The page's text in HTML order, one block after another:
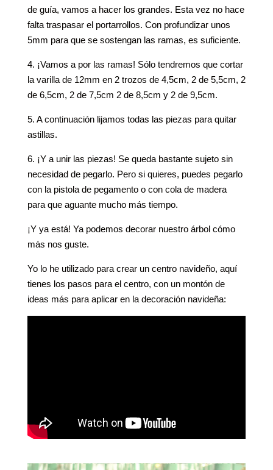
de guía, vamos a hacer los grandes. Esta vez no hace
falta traspasar el portarrollos. Con profundizar unos
5mm para que se sostengan las ramas, es suficiente.
4. ¡Vamos a por las ramas! Sólo tendremos que cortar
la varilla de 12mm en 2 trozos de 4,5cm, 2 de 5,5cm, 2
de 6,5cm, 2 de 7,5cm 2 de 8,5cm y 2 de 9,5cm.
5. A continuación lijamos todas las piezas para quitar
astillas.
6. ¡Y a unir las piezas! Se queda bastante sujeto sin
necesidad de pegarlo. Pero si quieres, puedes pegarlo
con la pistola de pegamento o con cola de madera
para que aguante mucho más tiempo.
¡Y ya está! Ya podemos decorar nuestro árbol cómo
más nos guste.
Yo lo he utilizado para crear un centro navideño, aquí
tienes los pasos para el centro, con un montón de
ideas más para aplicar en la decoración navideña: